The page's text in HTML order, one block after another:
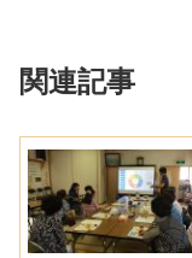
関連記事